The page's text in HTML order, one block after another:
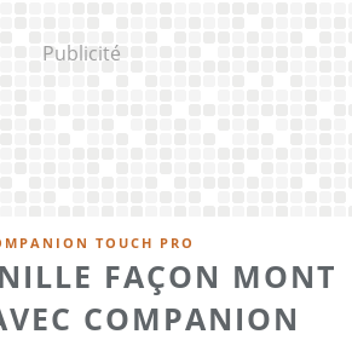
Publicité
TOUCH PRO
FAÇON MONT
COMPANION